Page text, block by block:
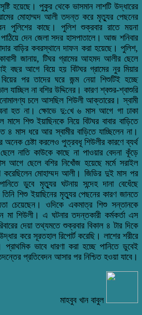
হয়েছে। পুকুর থেকে ভাসমান লাশটি উদ্ধারের
মোহাম্মদ আলী তদন্ত করে মৃত্যুর পেছনের
পুলিশের কাছে। পুলিশ শুক্রবার রাতে ময়না
দেন জেলা সদর হাসপাতালে। আজ শনিবার
বাড়ির কবরস্থানে দাফন করা হয়েছে। পুলিশ,
জানায়, টিঘর গ্রামের আহমদ আলীর ছেলে
বছর আগে বিয়ে হয় বিটঘর গ্রামের নুর মিয়ার
পর তাদের ঘরে জন্ম নেয়া শিশুটিই হচ্ছে
যাচ্ছিল না বশির উদ্দিনের। কারণ শ্বশুর-শ্বাশুরি
চলে আসছিল শিউলী আক্তারের। স্বামী
হত না। ক্ষোভে দু:খে ৬ মাস আগে গা ঢাকা
শিশু ইয়াছিনকে নিয়ে বিটঘর বাবার বাড়িতে
৪ মাস ধরে আর স্বামীর বাড়িতে যাচ্ছিলেন না।
অনেক চেষ্টা করলেও পুত্রবধূ শিউলীর কারণে ব্যর্থ
নাতি কাউকে কাছে না পাওয়ার বেদনা কূঁড়ে
আগে ছেলে বশির নিখোঁজ হয়েছে মর্মে সরাইল
করেছিলেন মোহাম্মদ আলী। জিডির দুই মাস পর
ডুবে মৃত্যুর ঘটনায় সন্দেহ দানা বেধেঁছে
শিশু ইয়াছিনের মৃত্যুর পেছনের কারণ জানতে
চেয়েছেন। ওদিকে একমাত্র শিশু সন্তানকে
মা শিউলী। এ ঘটনার তদন্তকারী কর্মকর্তা এস
দেয়া তথ্যমতে শুক্রবার বিকাল ৪ টার দিকে
করে সূরতহাল রিপোর্ট করেছি। লাশের শরীরে
ভাবে ধারণা করা হচ্ছে পানিতে ডুবেই
প্রতিবেদন আসার পর নিশ্চিত হওয়া যাবে।
মাহবুব খান বাবুল